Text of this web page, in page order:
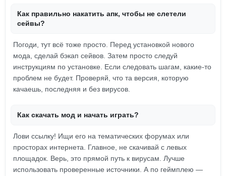
Как правильно накатить апк, чтобы не слетели
сейвы?
Погоди, тут всё тоже просто. Перед установкой нового
мода, сделай бэкап сейвов. Затем просто следуй
инструкциям по установке. Если следовать шагам, какие-то
проблем не будет. Проверяй, что та версия, которую
качаешь, последняя и без вирусов.
Как скачать мод и начать играть?
Лови ссылку! Ищи его на тематических форумах или
просторах интернета. Главное, не скачивай с левых
площадок. Верь, это прямой путь к вирусам. Лучше
использовать проверенные источники. А по геймплею —